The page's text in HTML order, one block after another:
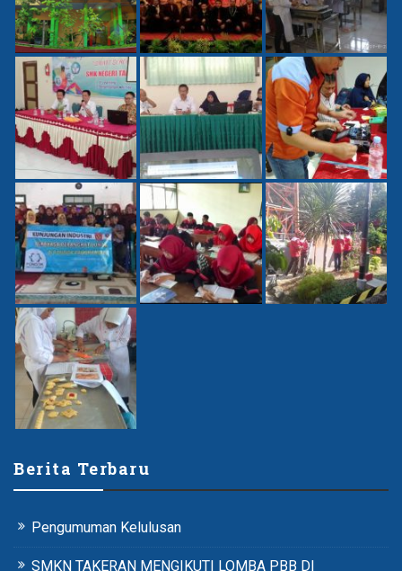
Berita Terbaru
Pengumuman Kelulusan
SMKN TAKERAN MENGIKUTI LOMBA PBB DI